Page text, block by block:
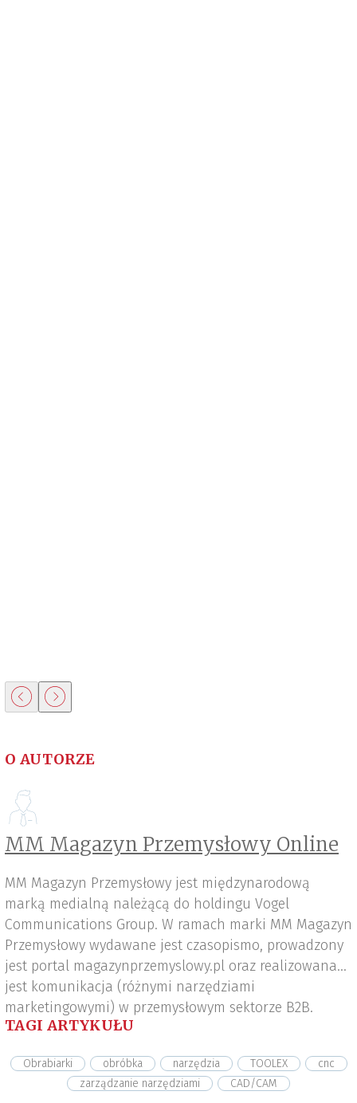
O AUTORZE
MM Magazyn Przemysłowy Online
MM Magazyn Przemysłowy jest międzynarodową
marką medialną należącą do holdingu Vogel
Communications Group. W ramach marki MM Magazyn
Przemysłowy wydawane jest czasopismo, prowadzony
jest portal magazynprzemyslowy.pl oraz realizowana
jest komunikacja (różnymi narzędziami
marketingowymi) w przemysłowym sektorze B2B.
TAGI ARTYKUŁU
Obrabiarki obróbka narzędzia TOOLEX
cnc
zarządzanie narzędziami
CAD/CAM